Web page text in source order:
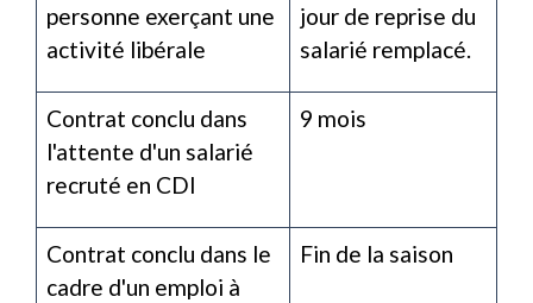
personne exerçant une
activité libérale
jour de reprise du
salarié remplacé.
Contrat conclu dans
l'attente d'un salarié
recruté en CDI
9 mois
Contrat conclu dans le
cadre d'un emploi à
Fin de la saison